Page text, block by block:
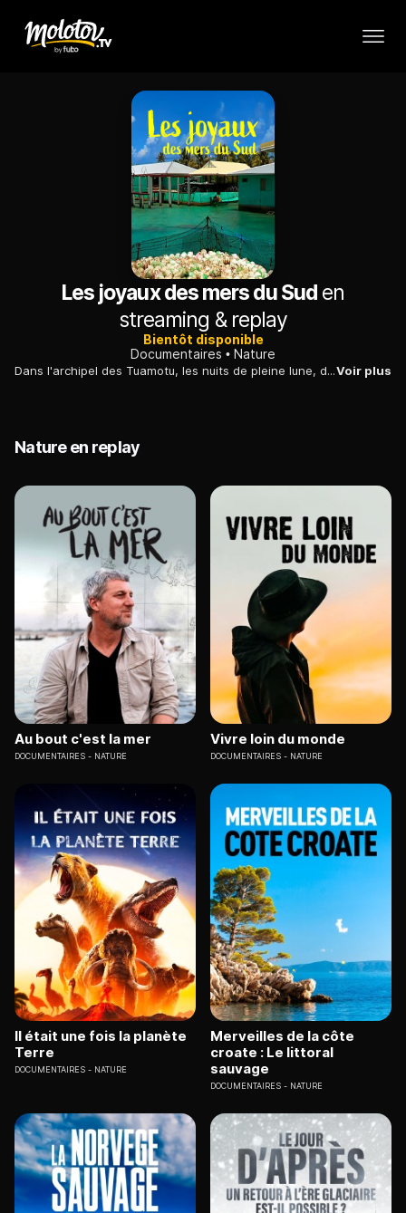
Les joyaux des mers du Suden
streaming & replay
Bientôt disponible
Documentaires
Nature
Dans l'archipel des Tuamotu, les nuits de pleine lune, des huîtres libèrent dans les lagons des millions d'ovules qui donneront les plus belles perles du monde.Voir plus
Nature en replay
Au bout c'est la mer
DOCUMENTAIRES NATURE
Vivre loin du monde
DOCUMENTAIRES NATURE
Il était une fois la planète
Terre
DOCUMENTAIRES NATURE
Merveilles de la côte
croate : Le littoral
sauvage
DOCUMENTAIRES NATURE